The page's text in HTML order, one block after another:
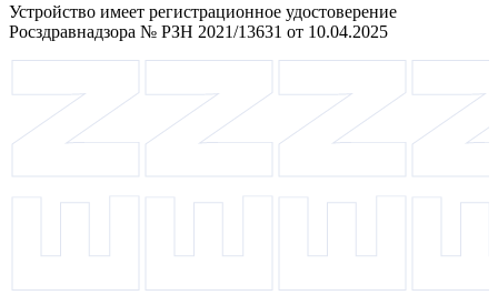
Устройство имеет регистрационное удостоверение
Росздравнадзора № РЗН 2021/13631 от 10.04.2025